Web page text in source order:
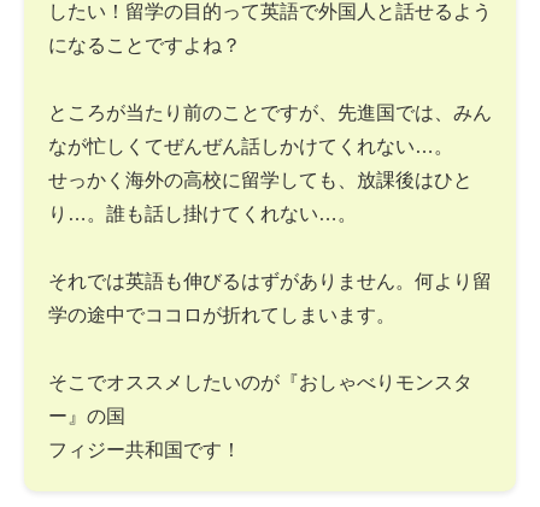
したい！留学の目的って英語で外国人と話せるよう
になることですよね？
ところが当たり前のことですが、先進国では、みん
なが忙しくてぜんぜん話しかけてくれない…。
せっかく海外の高校に留学しても、放課後はひと
り…。誰も話し掛けてくれない…。
それでは英語も伸びるはずがありません。何より留
学の途中でココロが折れてしまいます。
そこでオススメしたいのが『おしゃべりモンスタ
ー』の国
フィジー共和国です！